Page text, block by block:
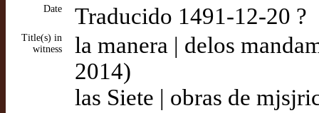
Date Traducido 1491-12-20 ?
Title(s) in
witness
la manera | delos
2014)
las Siete | obras de